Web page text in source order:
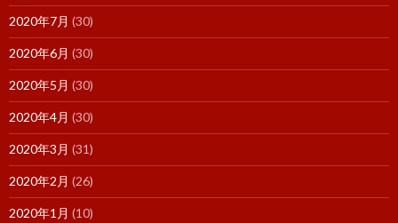
2020年7月 (30)
2020年6月 (30)
2020年5月 (30)
2020年4月 (30)
2020年3月 (31)
2020年2月 (26)
2020年1月 (10)